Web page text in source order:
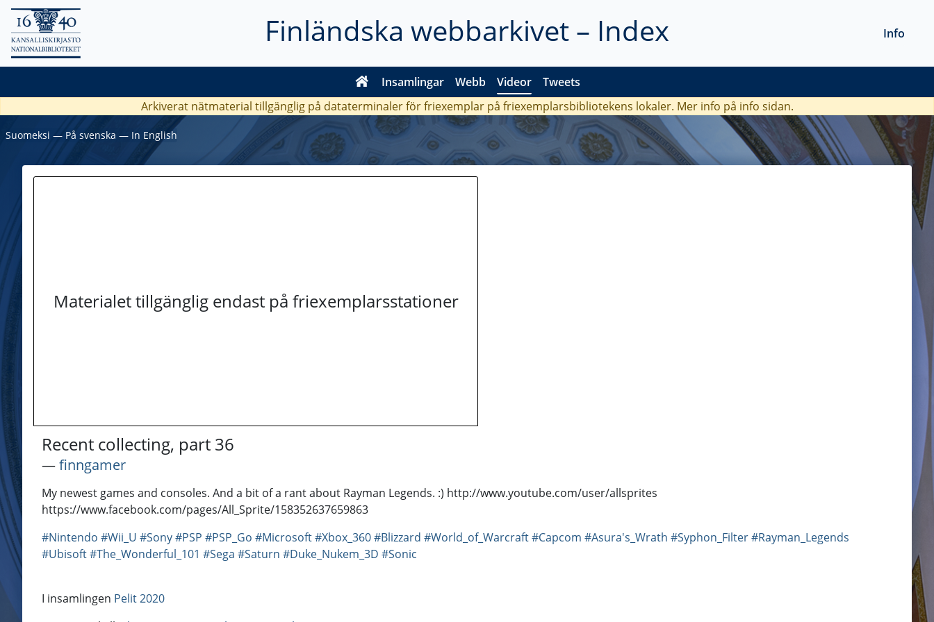
Finländska webbarkivet – Index
Insamlingar Webb Videor Tweets
Info
Arkiverat nätmaterial tillgänglig på dataterminaler för friexemplar på friexemplarsbibliotekens lokaler. Mer info på info sidan.
Suomeksi ― På svenska ― In English
Materialet tillgänglig endast på friexemplarsstationer
Recent collecting, part 36
―finngamer
My newest games and consoles. And a bit of a rant about Rayman Legends. :) http://www.youtube.com/user/allsprites
https://www.facebook.com/pages/All_Sprite/158352637659863
#Nintendo #Wii_U #Sony#PSP #PSP_Go #Microsoft#Xbox_360#Blizzard #World_of_Warcraft#Capcom #Asura's_Wrath #Syphon_Filter#Rayman_Legends
#Ubisoft#The_Wonderful_101 #Sega #Saturn #Duke_Nukem_3D #Sonic
I insamlingen Pelit 2020